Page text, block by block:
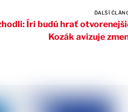
ĎALŠÍ
Íri budú hrať
Kozák avizuje